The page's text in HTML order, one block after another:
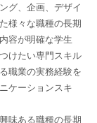
グ、企画、デザイ
様々な職種の長期
容が明確な学生
けたい専門スキル
職業の実務経験を
ケーションスキ
味ある職種の長期